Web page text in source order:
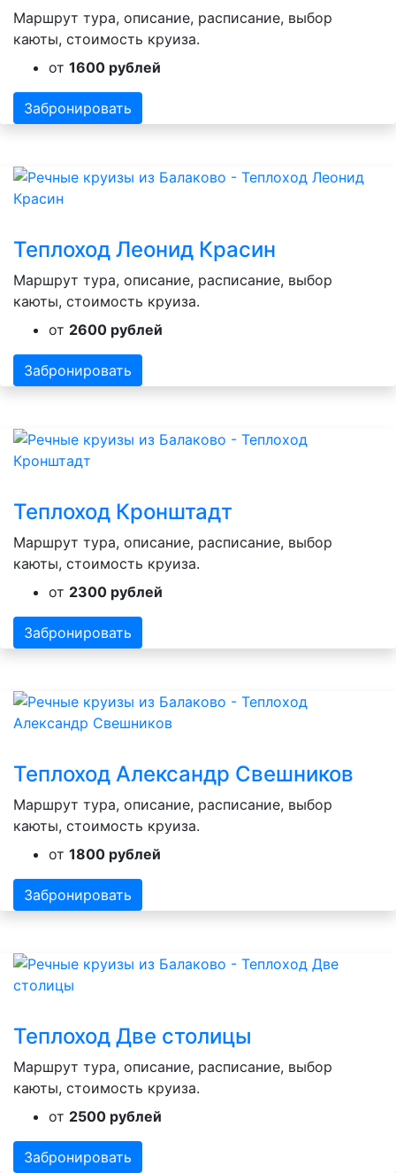
Маршрут тура, описание, расписание, выбор
каюты, стоимость круиза.
от 1600 рублей
Забронировать
Теплоход Леонид Красин
Маршрут тура, описание, расписание, выбор
каюты, стоимость круиза.
от 2600 рублей
Забронировать
Теплоход Кронштадт
Маршрут тура, описание, расписание, выбор
каюты, стоимость круиза.
от 2300 рублей
Забронировать
Теплоход Александр Свешников
Маршрут тура, описание, расписание, выбор
каюты, стоимость круиза.
от 1800 рублей
Забронировать
Теплоход Две столицы
Маршрут тура, описание, расписание, выбор
каюты, стоимость круиза.
от 2500 рублей
Забронировать